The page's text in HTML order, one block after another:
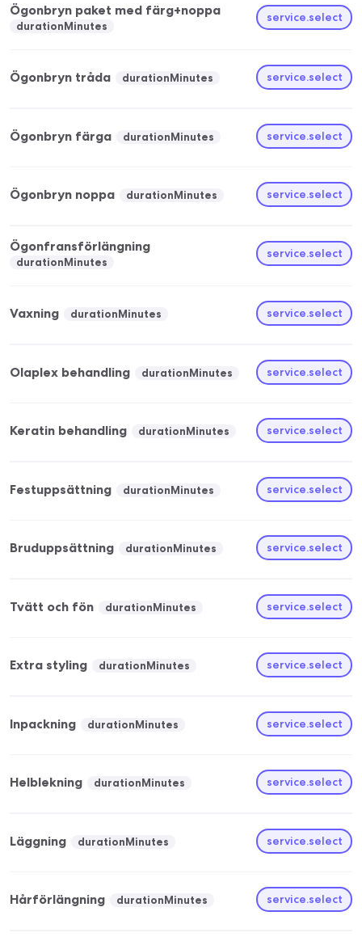
Ögonbryn paket med färg+noppa
durationMinutes
service.select
Ögonbryn tråda durationMinutes service.select
Ögonbryn färga durationMinutes service.select
Ögonbryn noppa durationMinutes service.select
Ögonfransförlängning
durationMinutes
service.select
Vaxning durationMinutes service.select
Olaplex behandling durationMinutes service.select
Keratin behandling durationMinutes service.select
Festuppsättning durationMinutes service.select
Bruduppsättning durationMinutes service.select
Tvätt och fön durationMinutes service.select
Extra styling durationMinutes service.select
Inpackning durationMinutes service.select
Helblekning durationMinutes service.select
Läggning durationMinutes service.select
Hårförlängning durationMinutes service.select